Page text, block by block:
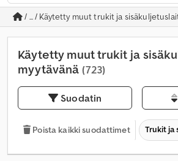
/ ... / Käytetty muut trukit ja
Käytetty muut trukit ja
myytävänä (723)
Suodatin
Poista kaikki suodattimet Trukit ja